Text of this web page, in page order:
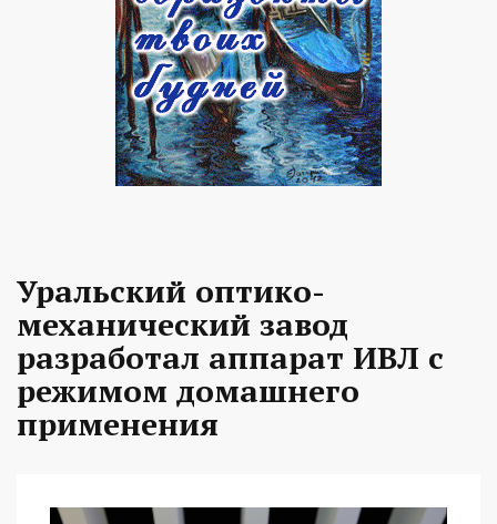
Уральский оптико-
механический завод
разработал аппарат ИВЛ с
режимом домашнего
применения